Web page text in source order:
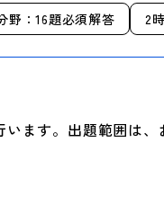
野：16題必須解答 2
ます。出題範囲は、